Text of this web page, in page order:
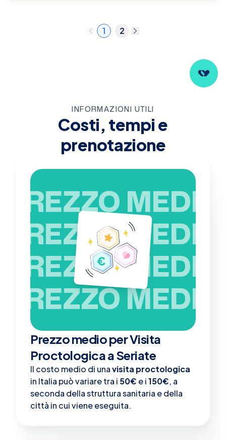
1 2
INFORMAZIONI UTILI
Costi, tempi e
prenotazione
PREZZO MEDIO
PREZZO MEDIO
PREZZO MEDIO
PREZZO MEDIO
Prezzo medio per Visita
Proctologica a Seriate
Il costo medio di unavisita proctologica
in Italia può variare tra i 50€ e i150€, a
seconda della struttura sanitaria e della
città in cui viene eseguita.